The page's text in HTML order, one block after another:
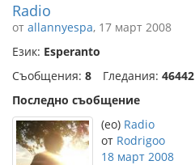
Radio
от allannyespa, 17 март 2008
Език: Esperanto
Съобщения: 8 Гледания: 46442
Последно съобщение
(eo) Radio
от Rodrigoo
18 март 2008